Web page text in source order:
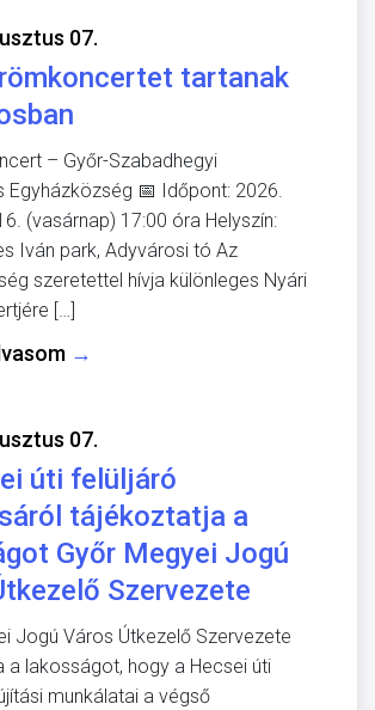
07.
tartanak
– Győr-Szabadhegyi
Egyházközség 📅 Időpont: 2026.
(vasárnap) 17:00 óra Helyszín:
Iván park, Adyvárosi tó Az
szeretettel hívja különleges Nyári
[…]
→
07.
úti felüljáró
tájékoztatja a
Győr Megyei Jogú
Szervezete
Jogú Város Útkezelő Szervezete
a lakosságot, hogy a Hecsei úti
munkálatai a végső